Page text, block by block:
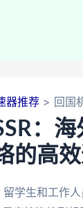
器推荐 回国
：
的高
学生和工作